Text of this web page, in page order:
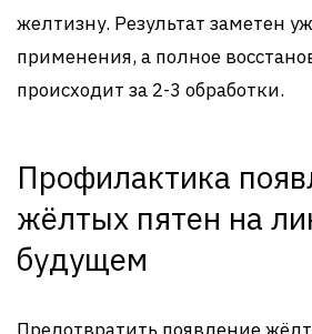
желтизну. Результат заметен
применения, а полное
происходит за 2-3 обработки.
Профилактика
жёлтых пятен на
будущем